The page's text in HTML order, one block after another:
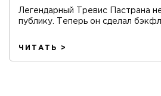
Легендарный Тревис Пастрана
публику. Теперь он сделал
ЧИТАТЬ >